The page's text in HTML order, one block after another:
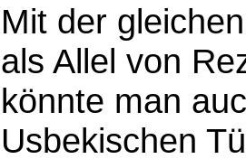
Mit der
als Allel von
könnte man
Usbekischen